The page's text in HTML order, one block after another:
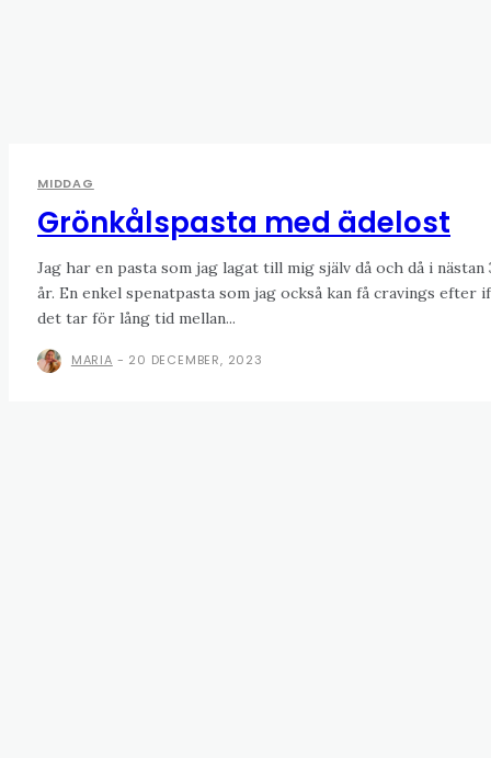
MIDDAG
Grönkålspasta med ädelost
Jag har en pasta som jag lagat till mig själv då och då i nästan
år. En enkel spenatpasta som jag också kan få cravings efter
det tar för lång tid mellan...
MARIA - 20 DECEMBER, 2023